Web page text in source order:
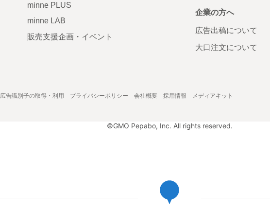
minne PLUS
minne LAB
販売支援企画・イベント
企業の方へ
広告出稿について
大口注文について
広告識別子の取得・利用 プライバシーポリシー 会社概要 採用情報 メディアキット
©GMO Pepabo, Inc. All rights reserved.